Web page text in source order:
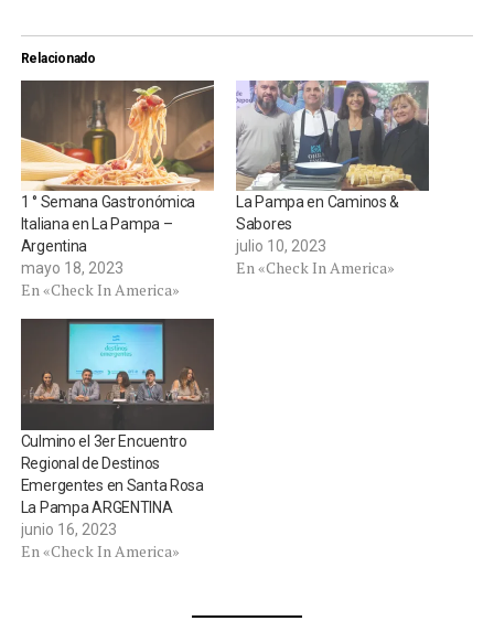
Relacionado
1 ° Semana Gastronómica
Italiana en La Pampa –
Argentina
mayo 18, 2023
En «Check In America»
La Pampa en Caminos &
Sabores
julio 10, 2023
En «Check In America»
Culmino el 3er Encuentro
Regional de Destinos
Emergentes en Santa Rosa
La Pampa ARGENTINA
junio 16, 2023
En «Check In America»